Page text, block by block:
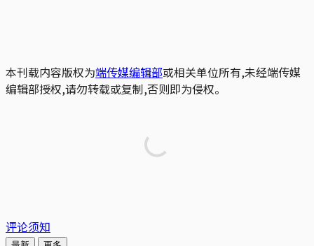
本刊载内容版权为端传媒编辑部或相关单位所有,未经端传媒
编辑部授权,请勿转载或复制,否则即为侵权。
评论须知